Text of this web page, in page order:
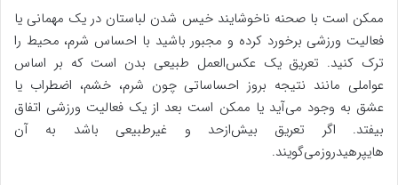
ممکن است با صحنه ناخوشایند خیس شدن لباستان در یک مهمانی یا
فعالیت ورزشی برخورد کرده و مجبور باشید با احساس شرم، محیط را
ترک کنید. تعریق یک عکس‌العمل طبیعی بدن است که بر اساس
عواملی مانند نتیجه بروز احساساتی چون شرم، خشم، اضطراب یا
عشق به وجود می‌آید یا ممکن است بعد از یک فعالیت ورزشی اتفاق
بیفتد. اگر تعریق بیش‌ازحد و غیرطبیعی باشد به آن
هایپرهیدروزمی‌گویند.